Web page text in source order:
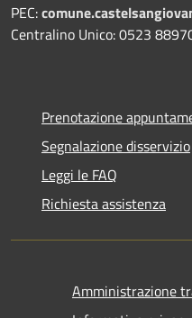
PEC:
Centralino Unico: 0523
Prenotazione
Segnalazione disservizio
Leggi le FAQ
Richiesta assistenza
Amministrazione